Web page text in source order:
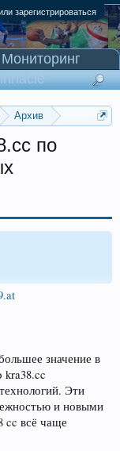
зарегистрироваться
Архив
по
значение в
Эти
и новыми
cc всё чаще
Мониторинг